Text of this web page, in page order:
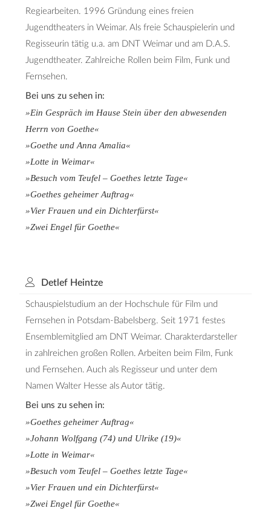
Regiearbeiten. 1996 Gründung eines freien
Jugendtheaters in Weimar. Als freie Schauspielerin und
Regisseurin tätig u.a. am DNT Weimar und am D.A.S.
Jugendtheater. Zahlreiche Rollen beim Film, Funk und
Fernsehen.
Bei uns zu sehen in:
»Ein Gespräch im Hause Stein über den abwesenden
Herrn von Goethe«
»Goethe und Anna Amalia«
»Lotte in Weimar«
»Besuch vom Teufel – Goethes letzte Tage«
»Goethes geheimer Auftrag«
»Vier Frauen und ein Dichterfürst«
»Zwei Engel für Goethe«
Detlef Heintze
Schauspielstudium an der Hochschule für Film und
Fernsehen in Potsdam-Babelsberg. Seit 1971 festes
Ensemblemitglied am DNT Weimar. Charakterdarsteller
in zahlreichen großen Rollen. Arbeiten beim Film, Funk
und Fernsehen. Auch als Regisseur und unter dem
Namen Walter Hesse als Autor tätig.
Bei uns zu sehen in:
»Goethes geheimer Auftrag«
»Johann Wolfgang (74) und Ulrike (19)«
»Lotte in Weimar«
»Besuch vom Teufel – Goethes letzte Tage«
»Vier Frauen und ein Dichterfürst«
»Zwei Engel für Goethe«